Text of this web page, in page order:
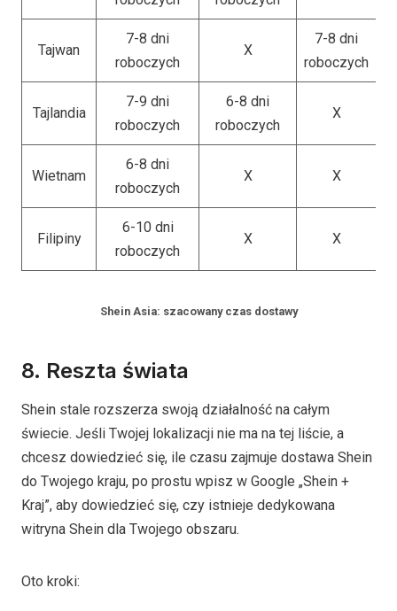
Tajwan
7-8 dni
roboczych
X
7-8 dni
roboczych
Tajlandia
7-9 dni
roboczych
6-8 dni
roboczych
X
Wietnam
6-8 dni
roboczych
X X
Filipiny
6-10 dni
roboczych
X X
Shein Asia: szacowany czas dostawy
8. Reszta świata
Shein stale rozszerza swoją działalność na całym
świecie. Jeśli Twojej lokalizacji nie ma na tej liście, a
chcesz dowiedzieć się, ile czasu zajmuje dostawa Shein
do Twojego kraju, po prostu wpisz w Google „Shein +
Kraj”, aby dowiedzieć się, czy istnieje dedykowana
witryna Shein dla Twojego obszaru.
Oto kroki: